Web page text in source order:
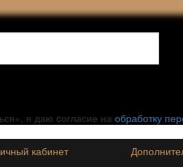
я даю cогласие наобработку
кабинет